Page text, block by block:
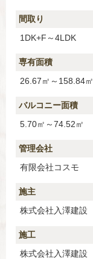
間取り
1DK+F～4LDK
専有面積
26.67㎡～158.84㎡
バルコニー面積
5.70㎡～74.52㎡
管理会社
有限会社コスモ
施主
株式会社入澤建設
施工
株式会社入澤建設